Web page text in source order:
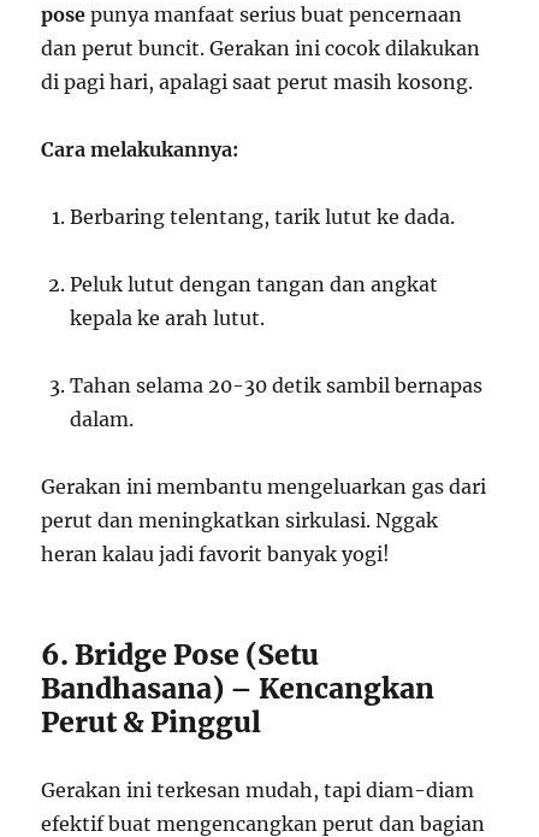
pose punya manfaat serius buat pencernaan
dan perut buncit. Gerakan ini cocok dilakukan
di pagi hari, apalagi saat perut masih kosong.
Cara melakukannya:
Berbaring telentang, tarik lutut ke dada.
Peluk lutut dengan tangan dan angkat
kepala ke arah lutut.
Tahan selama 20-30 detik sambil bernapas
dalam.
Gerakan ini membantu mengeluarkan gas dari
perut dan meningkatkan sirkulasi. Nggak
heran kalau jadi favorit banyak yogi!
6. Bridge Pose (Setu
Bandhasana) – Kencangkan
Perut & Pinggul
Gerakan ini terkesan mudah, tapi diam-diam
efektif buat mengencangkan perut dan bagian